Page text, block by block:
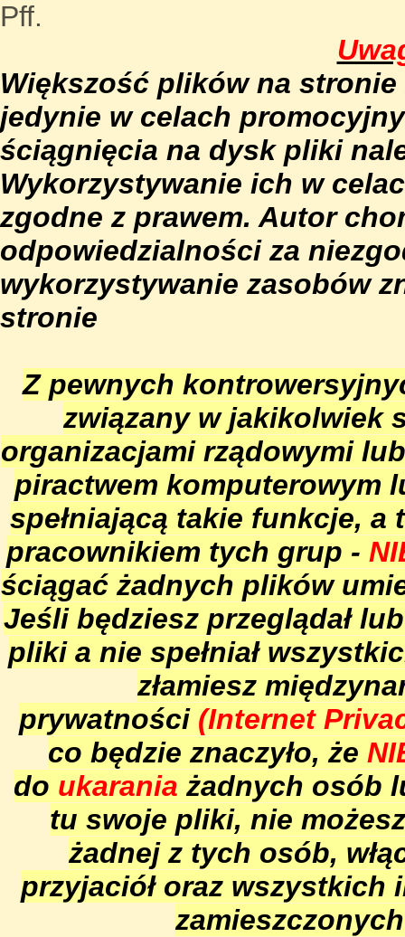
Pff.
Większość plików na stronie
jedynie w celach
ściągnięcia na dysk pliki
Wykorzystywanie ich w
zgodne z prawem. Autor
odpowiedzialności za
wykorzystywanie zasobów
stronie
Z pewnych
związany w jakikolwiek
organizacjami rządowymi
piractwem komputerowym
spełniającą takie funkcje,
pracownikiem tych grup -
ściągać żadnych plików
Jeśli będziesz przeglądał
pliki a nie spełniał
złamiesz
prywatności (Internet
co będzie znaczyło, że
do ukarania żadnych osób
tu swoje pliki, nie
żadnej z tych osób,
przyjaciół oraz